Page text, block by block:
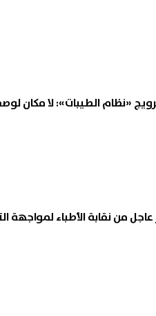
«نظام الطيبات»: لا مكان
عاجل من نقابة الأطباء